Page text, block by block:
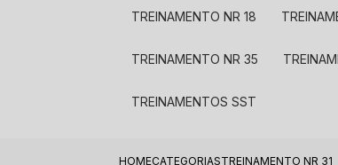
TREINAMENTO NR 18
TREINAMENTO NR 35
TREINAMENTOS SST​
HOMECATEGORIASTREINAMENTO NR 31